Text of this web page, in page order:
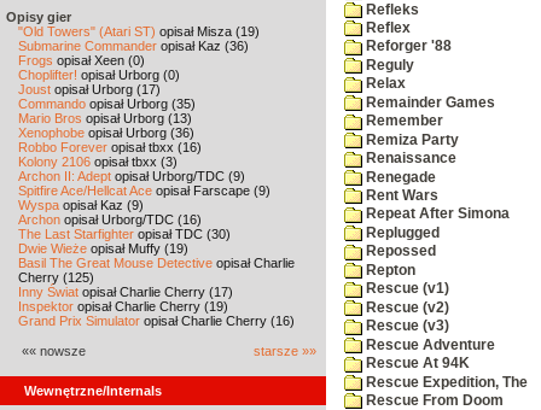
Opisy gier
"Old Towers" (Atari ST) opisał Misza (19)
Submarine Commander opisał Kaz (36)
Frogs opisał Xeen (0)
Choplifter! opisał Urborg (0)
Joust opisał Urborg (17)
Commando opisał Urborg (35)
Mario Bros opisał Urborg (13)
Xenophobe opisał Urborg (36)
Robbo Forever opisał tbxx (16)
Kolony 2106 opisał tbxx (3)
Archon II: Adept opisał Urborg/TDC (9)
Spitfire Ace/Hellcat Ace opisał Farscape (9)
Wyspa opisał Kaz (9)
Archon opisał Urborg/TDC (16)
The Last Starfighter opisał TDC (30)
Dwie Wieże opisał Muffy (19)
Basil The Great Mouse Detective opisał Charlie
Cherry (125)
Inny Świat opisał Charlie Cherry (17)
Inspektor opisał Charlie Cherry (19)
Grand Prix Simulator opisał Charlie Cherry (16)
«« nowsze starsze »»
Wewnętrzne/Internals
Refleks
Reflex
Reforger '88
Reguly
Relax
Remainder Games
Remember
Remiza Party
Renaissance
Renegade
Rent Wars
Repeat After Simona
Replugged
Repossed
Repton
Rescue (v1)
Rescue (v2)
Rescue (v3)
Rescue Adventure
Rescue At 94K
Rescue Expedition, The
Rescue From Doom